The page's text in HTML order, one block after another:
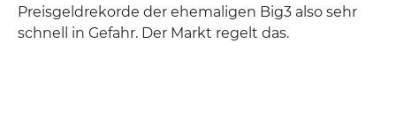
Preisgeldrekorde der ehemaligen Big3 also sehr
schnell in Gefahr. Der Markt regelt das.